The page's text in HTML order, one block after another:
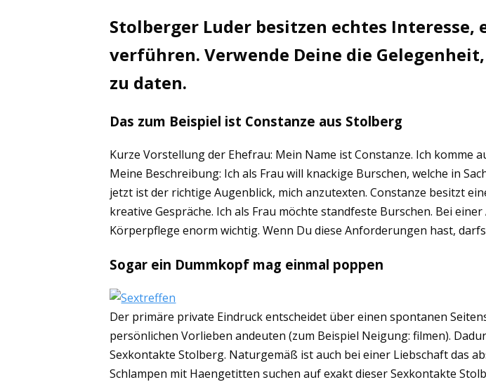
Stolberger Luder besitzen echtes
verführen. Verwende Deine die
zu daten.
Das zum Beispiel ist Constanze aus Stolberg
Kurze Vorstellung der Ehefrau: Mein Name ist Constanze. Ich komme
Meine Beschreibung: Ich als Frau will knackige Burschen, welche in
jetzt ist der richtige Augenblick, mich anzutexten. Constanze besitzt
kreative Gespräche. Ich als Frau möchte standfeste Burschen. Bei
Körperpflege enorm wichtig. Wenn Du diese Anforderungen hast,
Sogar ein Dummkopf mag einmal poppen
Der primäre private Eindruck entscheidet über einen spontanen
persönlichen Vorlieben andeuten (zum Beispiel Neigung: filmen).
Sexkontakte Stolberg. Naturgemäß ist auch bei einer Liebschaft das
Schlampen mit Haengetitten suchen auf exakt dieser Sexkontakte